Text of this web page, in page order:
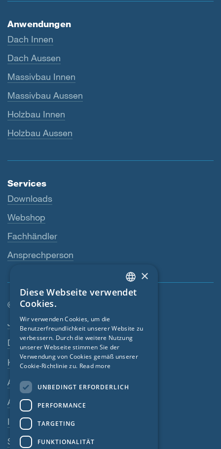
Anwendungen
Dach Innen
Dach Aussen
Massivbau Innen
Massivbau Aussen
Holzbau Innen
Holzbau Aussen
Services
Downloads
Webshop
Fachhändler
Ansprechperson
© SIGA 2026
Footer-Navigation
Jobs
Datenschutz
Kontakt
AGB
AEB
Impressum
SIGA-Meldesystem
ENGLISH
FRENCH
CZECH
×
Diese Webseite verwendet
Cookies.
Wir verwenden Cookies, um die
Benutzerfreundlichkeit unserer Website zu
verbessern. Durch die weitere Nutzung
unserer Webseite stimmen Sie der
Verwendung von Cookies gemäß unserer
Cookie-Richtlinie zu. Read more
UNBEDINGT ERFORDERLICH
PERFORMANCE
TARGETING
FUNKTIONALITÄT